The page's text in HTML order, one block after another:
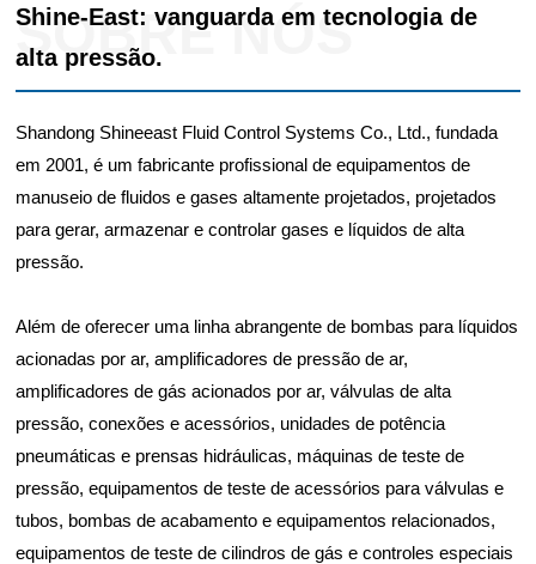
SOBRE NÓS
Shine-East: vanguarda em tecnologia de
alta pressão.
Shandong Shineeast Fluid Control Systems Co., Ltd., fundada
em 2001, é um fabricante profissional de equipamentos de
manuseio de fluidos e gases altamente projetados, projetados
para gerar, armazenar e controlar gases e líquidos de alta
pressão.
Além de oferecer uma linha abrangente de bombas para líquidos
acionadas por ar, amplificadores de pressão de ar,
amplificadores de gás acionados por ar, válvulas de alta
pressão, conexões e acessórios, unidades de potência
pneumáticas e prensas hidráulicas, máquinas de teste de
pressão, equipamentos de teste de acessórios para válvulas e
tubos, bombas de acabamento e equipamentos relacionados,
equipamentos de teste de cilindros de gás e controles especiais